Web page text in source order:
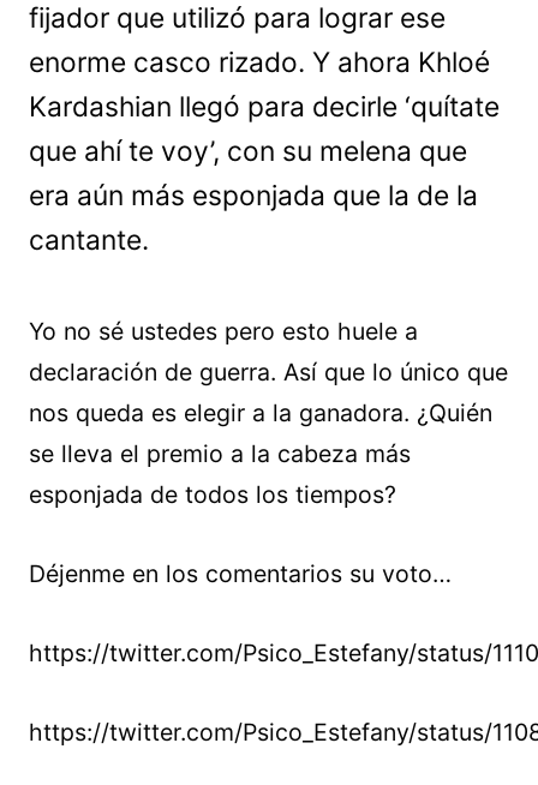
fijador que utilizó para lograr ese
enorme casco rizado. Y ahora Khloé
Kardashian llegó para decirle ‘quítate
que ahí te voy’, con su melena que
era aún más esponjada que la de la
cantante.
Yo no sé ustedes pero esto huele a
declaración de guerra. Así que lo único que
nos queda es elegir a la ganadora. ¿Quién
se lleva el premio a la cabeza más
esponjada de todos los tiempos?
Déjenme en los comentarios su voto…
https://twitter.com/Psico_Estefany/status/
https://twitter.com/Psico_Estefany/status/